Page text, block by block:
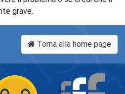
grave.
Torna alla home page